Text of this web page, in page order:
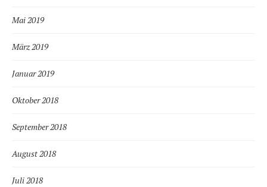
Mai 2019
März 2019
Januar 2019
Oktober 2018
September 2018
August 2018
Juli 2018